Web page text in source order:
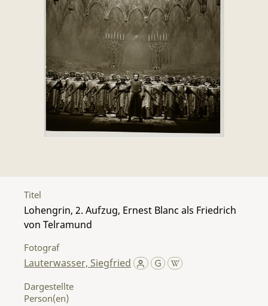
Titel
Lohengrin, 2. Aufzug, Ernest Blanc als Friedrich
von Telramund
Fotograf
Lauterwasser, Siegfried
Dargestellte
Person(en)